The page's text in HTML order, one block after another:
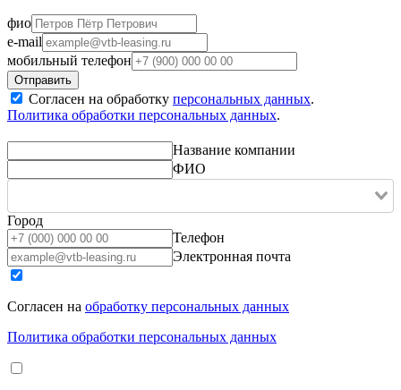
фио
e-mail
мобильный телефон
Согласен на обработку персональных данных.
Политика обработки персональных данных.
Название компании
ФИО
Город
Телефон
Электронная почта
Согласен на обработку персональных данных
Политика обработки персональных данных